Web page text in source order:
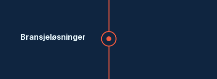
Bransjeløsninger